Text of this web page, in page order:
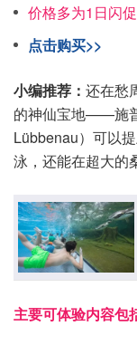
价格多为1日闪
点击购买>>
小编推荐： 还在愁
的神仙宝地——施
Lübbenau）可以
泳，还能在超大的
主要可体验内容包